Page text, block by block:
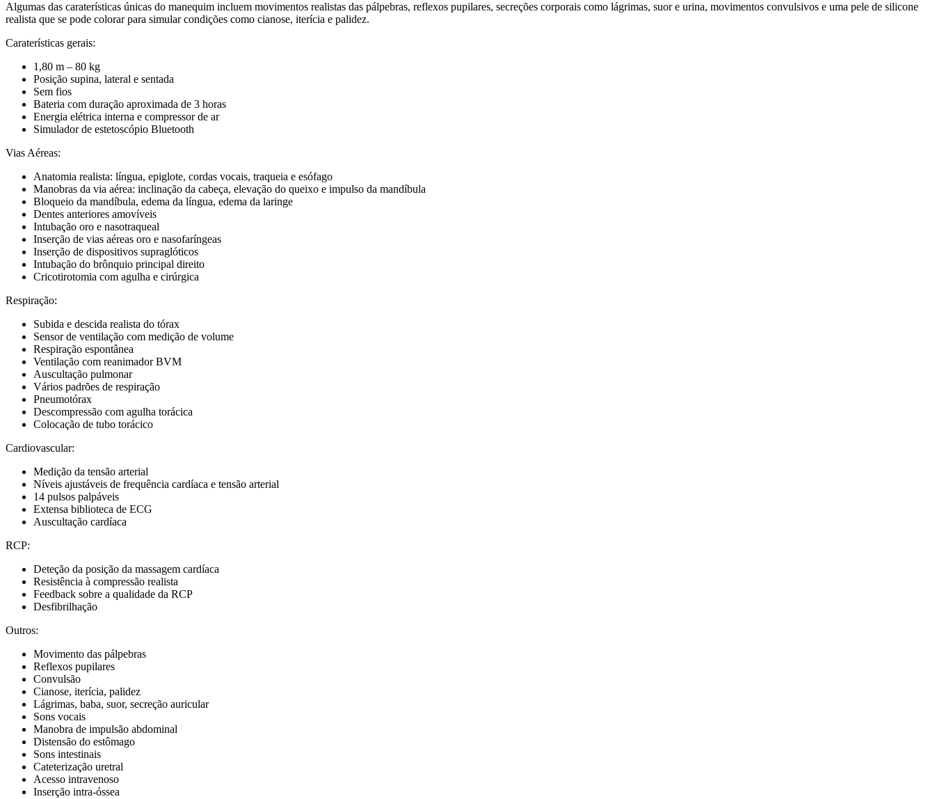
Algumas das caraterísticas únicas do manequim incluem movimentos realistas das pálpebras, reflexos pupilares, secreções corporais como lágrimas, suor e urina, movimentos convulsivos e uma pele de silicone
realista que se pode colorar para simular condições como cianose, iterícia e palidez.
Caraterísticas gerais:
1,80 m – 80 kg
Posição supina, lateral e sentada
Sem fios
Bateria com duração aproximada de 3 horas
Energia elétrica interna e compressor de ar
Simulador de estetoscópio Bluetooth
Vias Aéreas:
Anatomia realista: língua, epiglote, cordas vocais, traqueia e esófago
Manobras da via aérea: inclinação da cabeça, elevação do queixo e impulso da mandíbula
Bloqueio da mandíbula, edema da língua, edema da laringe
Dentes anteriores amovíveis
Intubação oro e nasotraqueal
Inserção de vias aéreas oro e nasofaríngeas
Inserção de dispositivos supraglóticos
Intubação do brônquio principal direito
Cricotirotomia com agulha e cirúrgica
Respiração:
Subida e descida realista do tórax
Sensor de ventilação com medição de volume
Respiração espontânea
Ventilação com reanimador BVM
Auscultação pulmonar
Vários padrões de respiração
Pneumotórax
Descompressão com agulha torácica
Colocação de tubo torácico
Cardiovascular:
Medição da tensão arterial
Níveis ajustáveis de frequência cardíaca e tensão arterial
14 pulsos palpáveis
Extensa biblioteca de ECG
Auscultação cardíaca
RCP:
Deteção da posição da massagem cardíaca
Resistência à compressão realista
Feedback sobre a qualidade da RCP
Desfibrilhação
Outros:
Movimento das pálpebras
Reflexos pupilares
Convulsão
Cianose, iterícia, palidez
Lágrimas, baba, suor, secreção auricular
Sons vocais
Manobra de impulsão abdominal
Distensão do estômago
Sons intestinais
Cateterização uretral
Acesso intravenoso
Inserção intra-óssea